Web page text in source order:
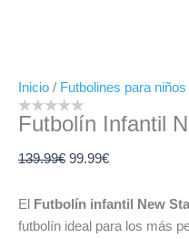
Inicio / Futbolines para niños
Futbolín Infantil
139.99€ 99.99€
El Futbolín infantil New
futbolín ideal para los más